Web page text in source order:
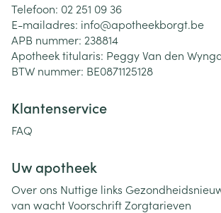
Telefoon: 02 251 09 36
E-mailadres: info@apotheekborgt.be
APB nummer: 238814
Apotheek titularis: Peggy Van den
BTW nummer: BE0871125128
Klantenservice
FAQ
Uw apotheek
Over ons Nuttige links
van wachtVoorschriftZorgtarieven